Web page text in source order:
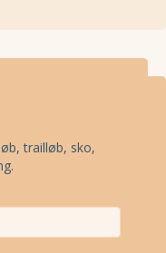
trailløb, sko,